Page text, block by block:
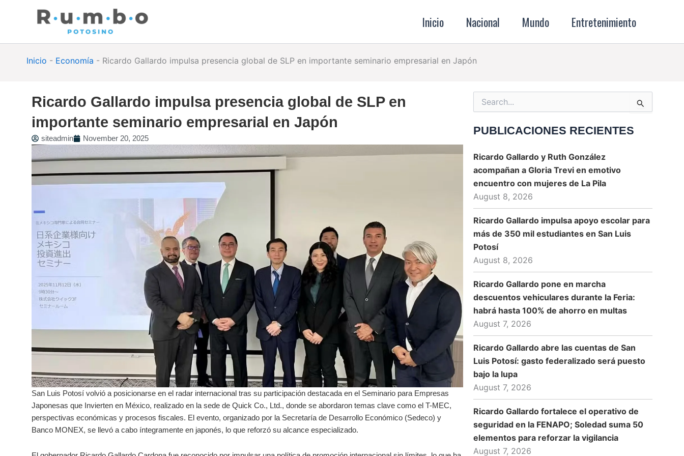
Inicio Nacional Mundo Entretenimiento
Inicio - Economía - Ricardo Gallardo impulsa presencia global de SLP en importante seminario empresarial en Japón
Ricardo Gallardo impulsa presencia global de SLP en
importante seminario empresarial en Japón
siteadmin November 20, 2025
San Luis Potosí volvió a posicionarse en el radar internacional tras su participación destacada en el Seminario para Empresas
Japonesas que Invierten en México, realizado en la sede de Quick Co., Ltd., donde se abordaron temas clave como el T-MEC,
perspectivas económicas y procesos fiscales. El evento, organizado por la Secretaría de Desarrollo Económico (Sedeco) y
Banco MONEX, se llevó a cabo íntegramente en japonés, lo que reforzó su alcance especializado.
Search
for:
PUBLICACIONES RECIENTES
Ricardo Gallardo y Ruth González
acompañan a Gloria Trevi en emotivo
encuentro con mujeres de La Pila
August 8, 2026
Ricardo Gallardo impulsa apoyo escolar para
más de 350 mil estudiantes en San Luis
Potosí
August 8, 2026
Ricardo Gallardo pone en marcha
descuentos vehiculares durante la Feria:
habrá hasta 100% de ahorro en multas
August 7, 2026
Ricardo Gallardo abre las cuentas de San
Luis Potosí: gasto federalizado será puesto
bajo la lupa
August 7, 2026
Ricardo Gallardo fortalece el operativo de
seguridad en la FENAPO; Soledad suma 50
elementos para reforzar la vigilancia
August 7, 2026